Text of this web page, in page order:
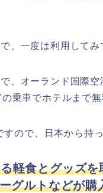
、一度は利用してみ
、オーランド国際空
乗車でホテルまで無
すので、日本から持
軽食とグッズ
グルトなどが購